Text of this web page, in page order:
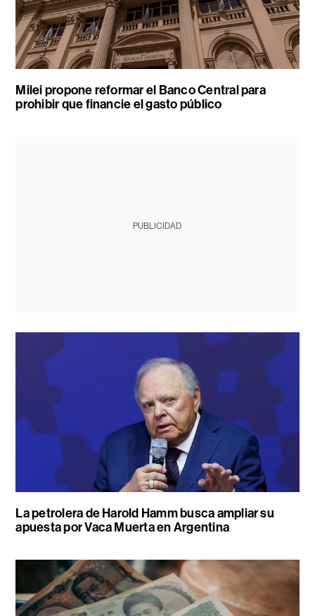
Milei propone reformar el Banco Central para
prohibir que financie el gasto público
PUBLICIDAD
La petrolera de Harold Hamm busca ampliar su
apuesta por Vaca Muerta en Argentina